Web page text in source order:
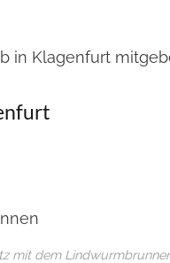
in Klagenfurt
mit dem